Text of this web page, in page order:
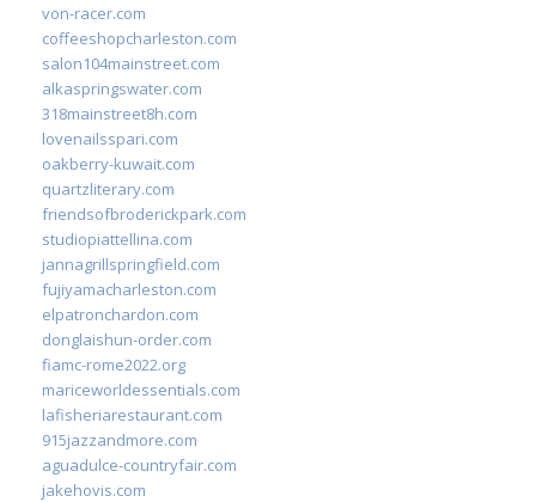
von-racer.com
coffeeshopcharleston.com
salon104mainstreet.com
alkaspringswater.com
318mainstreet8h.com
lovenailsspari.com
oakberry-kuwait.com
quartzliterary.com
friendsofbroderickpark.com
studiopiattellina.com
jannagrillspringfield.com
fujiyamacharleston.com
elpatronchardon.com
donglaishun-order.com
fiamc-rome2022.org
mariceworldessentials.com
lafisheriarestaurant.com
915jazzandmore.com
aguadulce-countryfair.com
jakehovis.com